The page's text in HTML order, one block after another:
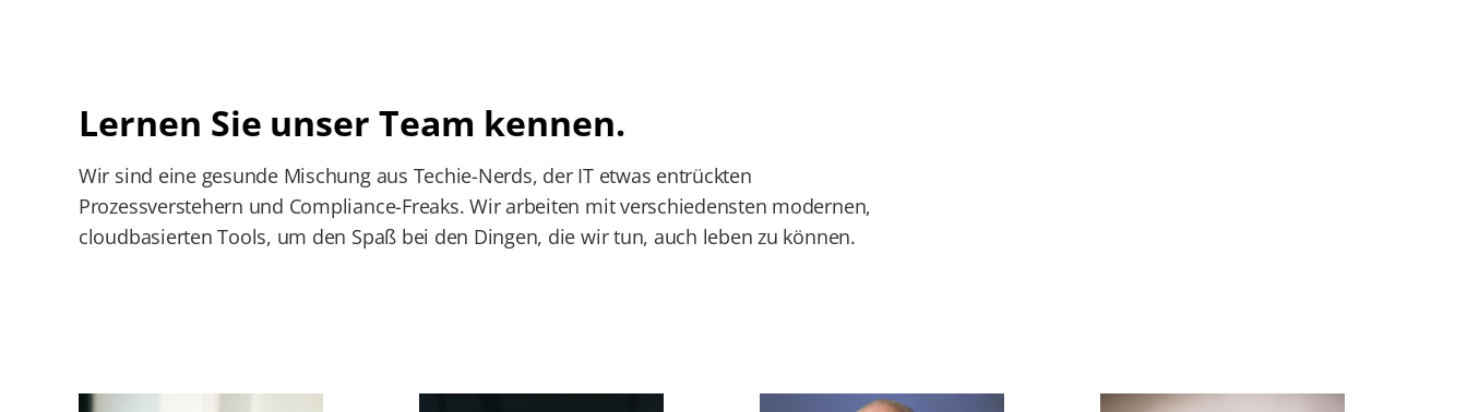
Lernen Sie unser Team kennen.
Wir sind eine gesunde Mischung aus Techie-Nerds, der IT etwas entrückten
Prozessverstehern und Compliance-Freaks. Wir arbeiten mit verschiedensten modernen,
cloudbasierten Tools, um den Spaß bei den Dingen, die wir tun, auch leben zu können.